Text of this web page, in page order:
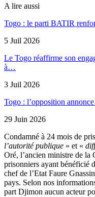
A lire aussi
Togo : le parti BATIR
5 Juil 2026
Le Togo réaffirme son
à…
3 Juil 2026
Togo : l’opposition
29 Juin 2026
Condamné à 24 mois de
l’autorité publique » et «
Oré, l’ancien ministre de la
prisonniers ayant bénéficié
chef de l’Etat Faure
pays. Selon nos
part Djimon aucun acteur